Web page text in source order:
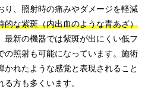
り、照射時の痛みやダメージを軽減
的な紫斑（内出血のような青あざ）
最新の機器では紫斑が出にくい低フ
の照射も可能になっています。施術
れたような感覚と表現されること
方も多くいます。